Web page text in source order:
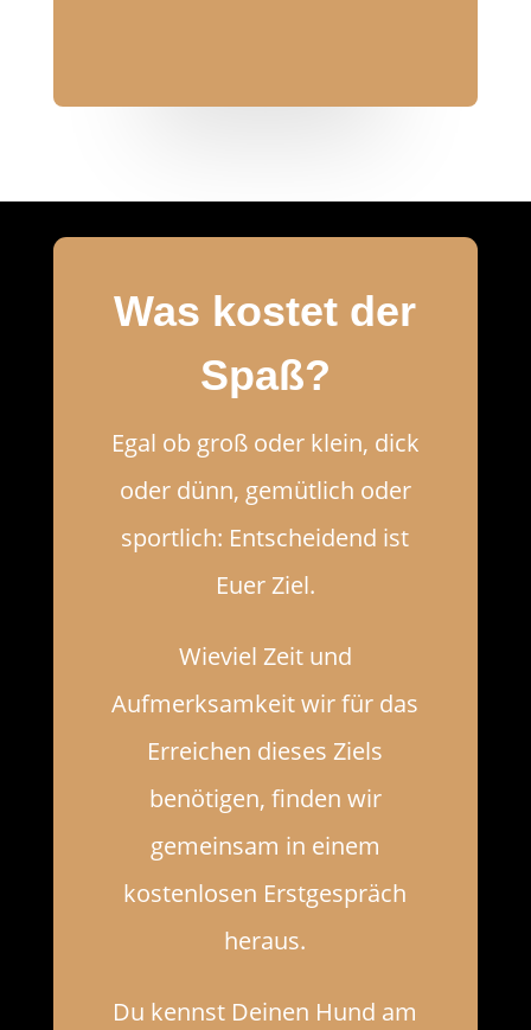
Was kostet der
Spaß?
Egal ob groß oder klein, dick
oder dünn, gemütlich oder
sportlich: Entscheidend ist
Euer Ziel.
Wieviel Zeit und
Aufmerksamkeit wir für das
Erreichen dieses Ziels
benötigen, finden wir
gemeinsam in einem
kostenlosen Erstgespräch
heraus.
Du kennst Deinen Hund am